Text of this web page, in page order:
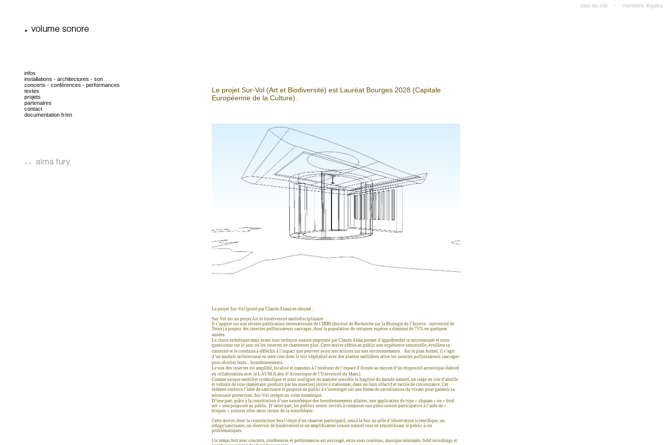
plan du site - mentions légales
infos
installations - architectures - son
concerts - conférences - performances
textes
projets
partenaires
contact
documentation fr/en
Le projet Sur-Vol (Art et Biodiversité) est Lauréat Bourges 2028 (Capitale
Européenne de la Culture).
Le projet Sur-Vol (porté par Claude Alma) en résumé :
Sur-Vol est un projet Art et biodiversité multidisciplinaire.
Il s’appuie sur une récente publication internationale de l’IRBI (Institut de Recherche sur la Biologie de l’Insecte - université de
Tours) à propos des insectes pollinisateurs sauvages, dont la population de certaines espèces a diminué de 75% en quelques
années.
Le choix esthétique mais avant tout technico-sonore emprunté par Claude Alma permet d’appréhender ce micromonde et nous
questionne sur le jour où les insectes ne chanteront plus. Cette œuvre offrira au public une expérience sensorielle, éveillera sa
curiosité et le conduira à réfléchir à l’impact que peuvent avoir nos actions sur nos environnements. Sur le plan formel, il s’agit
d’un module architectural en terre crue dont le toit végétalisé avec des plantes mellifères attire les insectes pollinisateurs sauvages
pour récolter leurs... bourdonnements.
Le son des insectes est amplifié, focalisé et transmis à l’intérieur de l’espace d’écoute au moyen d’un dispositif acoustique élaboré
en collaboration avec le LAUM (Labo d’Acoustique de l’Université du Mans).
Comme unique mobilier symbolique et pour souligner de manière sensible la fragilité du monde naturel, un siège en cire d’abeille
et velours de soie (matériaux produits par les insectes) invite à stationner, dans un bain olfactif et tactile de circonstance. Cet
élément renforce l’idée de sanctuaire et propose au public à s’interroger sur une forme de sacralisation du vivant pour garantir sa
nécessaire protection. Sur-Vol intégre un volet numérique.
D’une part, grâce à la constitution d’une sonothèque des bourdonnements allaires, une application de type « shazam » ou « bird
net » sera proposée au public. D’autre part, les publics seront invités à composer une pièce sonore participative à l’aide de «
briques » sonores elles aussi issues de la sonothèque.
Cette œuvre, dont la construction fera l’objet d'un chantier participatif, sera à la fois un pôle d’observation scientifique, un
refuge/sanctuaire, un réservoir de biodiversité et un amplificateur sonore naturel tout en sensibilisant le public à ces
problématiques.
Un temps fort avec concerts, conférences et performances est envisagé, entre sons continus, musique minimale, field recordings et